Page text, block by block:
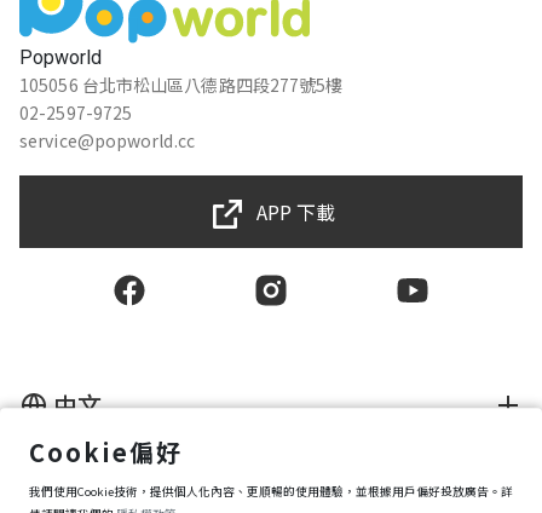
Popworld
105056 台北市松山區八德路四段277號5樓
02-2597-9725
service@popworld.cc
APP 下載
隱私權保護政策
中文
Cookie偏好
我們使用Cookie技術，提供個人化內容、更順暢的使用體驗，並根據用戶偏好投放廣告。詳